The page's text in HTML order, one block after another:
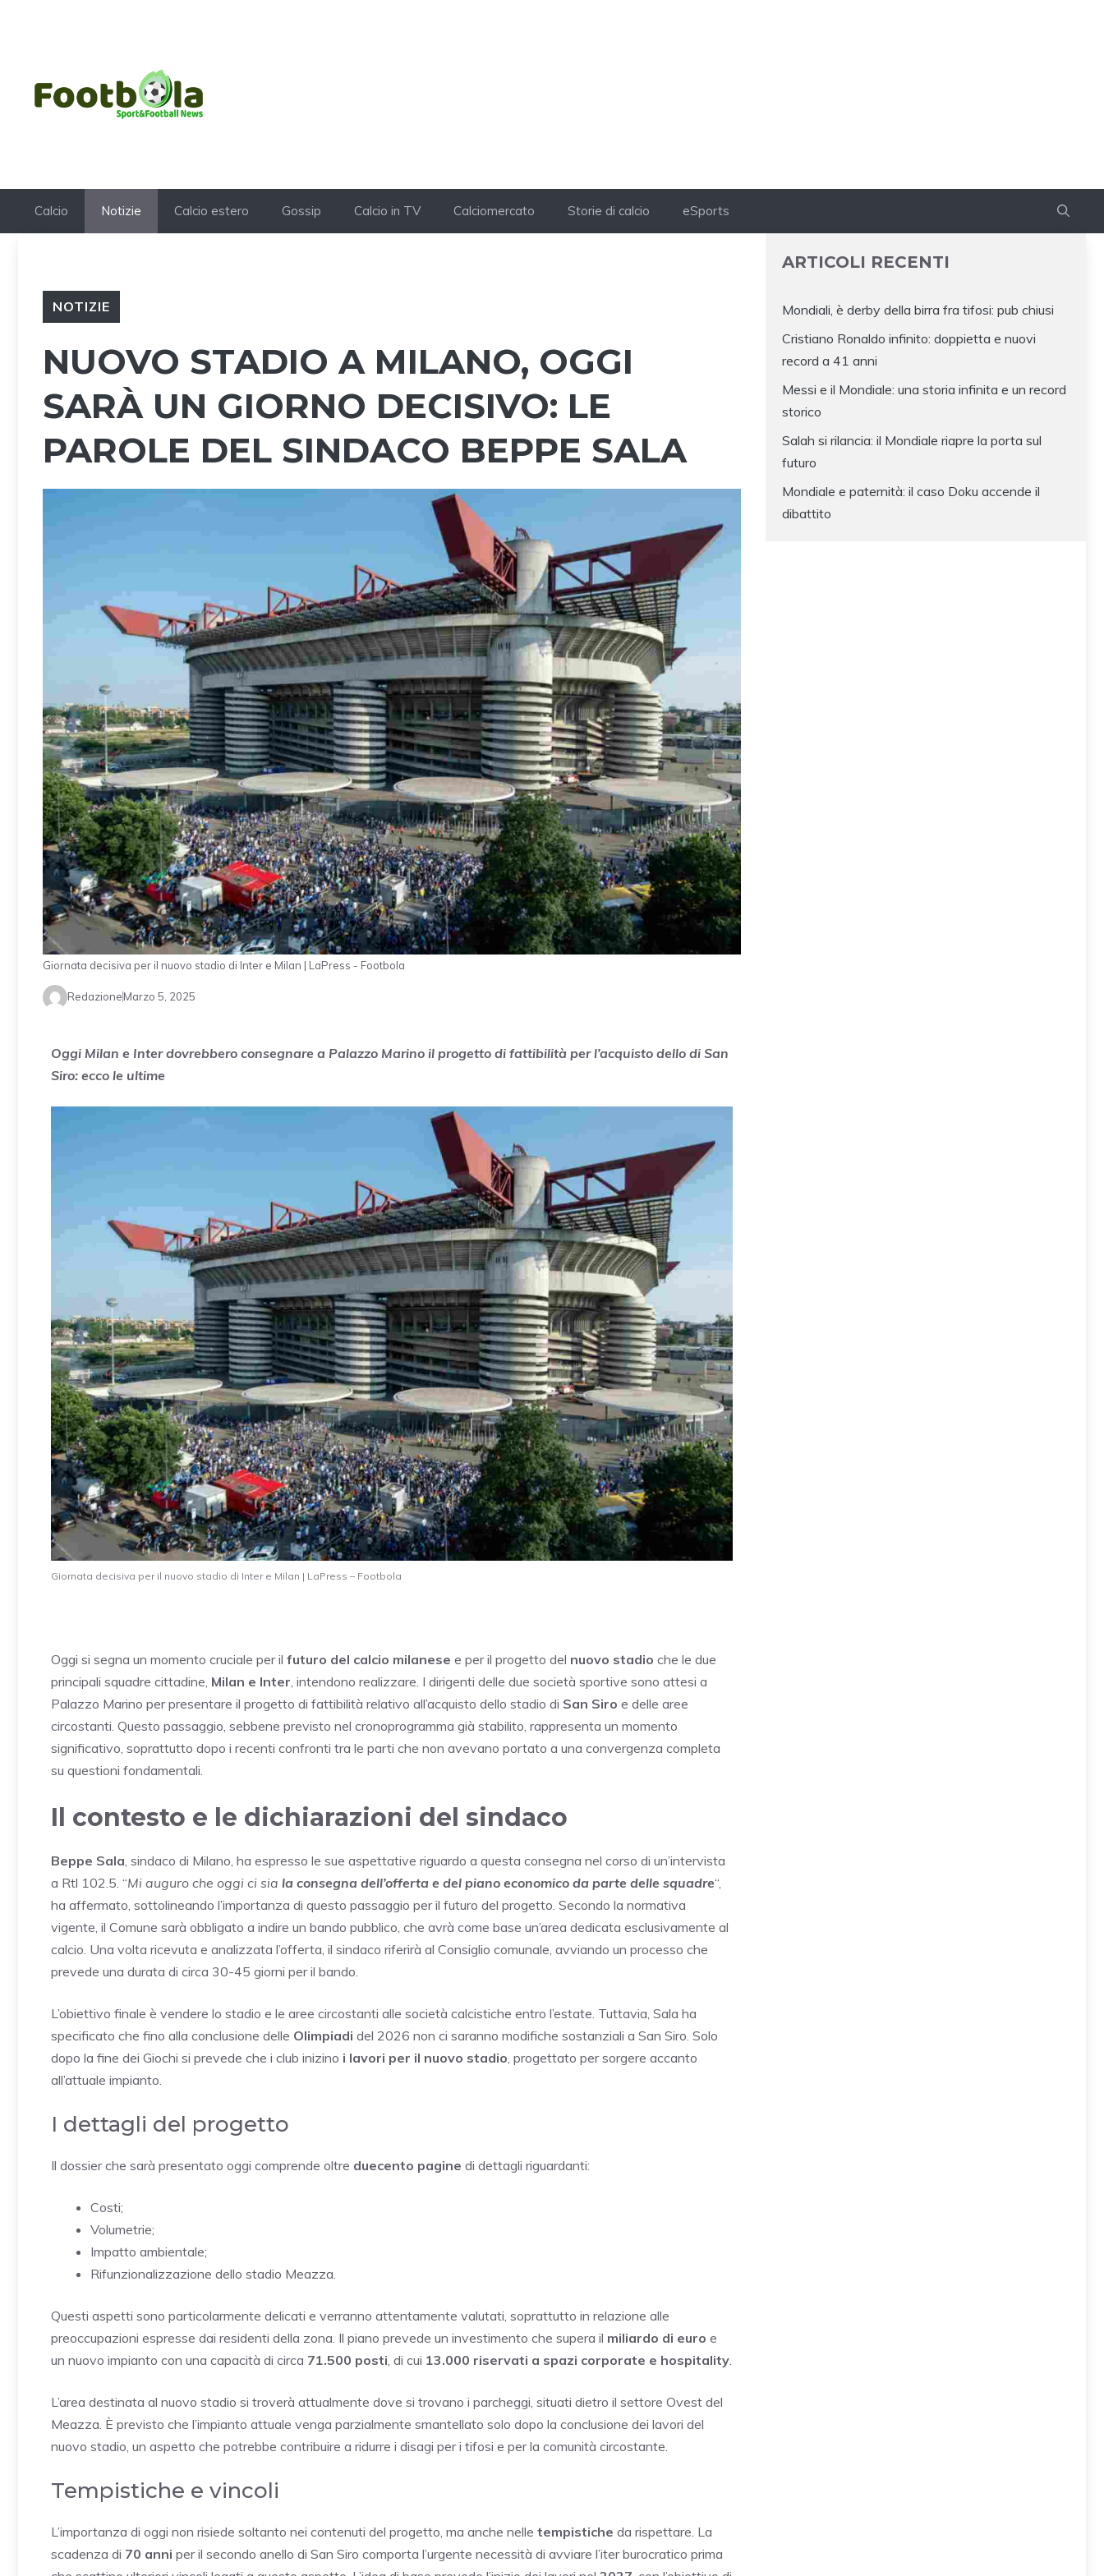
Calcio Notizie Calcio estero Gossip Calcio in TV Calciomercato Storie di calcio eSports
NOTIZIE
NUOVO STADIO A MILANO, OGGI
SARÀ UN GIORNO DECISIVO: LE
PAROLE DEL SINDACO BEPPE SALA
Giornata decisiva per il nuovo stadio di Inter e Milan | LaPress - Footbola
RedazioneMarzo 5, 2025
Oggi Milan e Inter dovrebbero consegnare a Palazzo Marino il progetto di fattibilità per l’acquisto dello di San
Siro: ecco le ultime
Giornata decisiva per il nuovo stadio di Inter e Milan | LaPress – Footbola
Oggi si segna un momento cruciale per il futuro del calcio milanese e per il progetto del nuovo stadio che le due
principali squadre cittadine, Milan e Inter , intendono realizzare. I dirigenti delle due società sportive sono attesi a
Palazzo Marino per presentare il progetto di fattibilità relativo all’acquisto dello stadio di San Siro e delle aree
circostanti. Questo passaggio, sebbene previsto nel cronoprogramma già stabilito, rappresenta un momento
significativo, soprattutto dopo i recenti confronti tra le parti che non avevano portato a una convergenza completa
su questioni fondamentali.
Il contesto e le dichiarazioni del sindaco
Beppe Sala , sindaco di Milano, ha espresso le sue aspettative riguardo a questa consegna nel corso di un’intervista
a Rtl 102.5. “Mi auguro che oggi ci sia la consegna dell’offerta e del piano economico da parte delle squadre“,
ha affermato, sottolineando l’importanza di questo passaggio per il futuro del progetto. Secondo la normativa
vigente, il Comune sarà obbligato a indire un bando pubblico, che avrà come base un’area dedicata esclusivamente al
calcio. Una volta ricevuta e analizzata l’offerta, il sindaco riferirà al Consiglio comunale, avviando un processo che
prevede una durata di circa 30-45 giorni per il bando.
L’obiettivo finale è vendere lo stadio e le aree circostanti alle società calcistiche entro l’estate. Tuttavia, Sala ha
specificato che fino alla conclusione delle Olimpiadi del 2026 non ci saranno modifiche sostanziali a San Siro. Solo
dopo la fine dei Giochi si prevede che i club inizino i lavori per il nuovo stadio , progettato per sorgere accanto
all’attuale impianto.
I dettagli del progetto
Il dossier che sarà presentato oggi comprende oltre duecento pagine di dettagli riguardanti:
Costi;
Volumetrie;
Impatto ambientale;
Rifunzionalizzazione dello stadio Meazza.
Questi aspetti sono particolarmente delicati e verranno attentamente valutati, soprattutto in relazione alle
preoccupazioni espresse dai residenti della zona. Il piano prevede un investimento che supera il miliardo di euro e
un nuovo impianto con una capacità di circa 71.500 posti , di cui 13.000 riservati a spazi corporate e hospitality
L’area destinata al nuovo stadio si troverà attualmente dove si trovano i parcheggi, situati dietro il settore Ovest del
Meazza. È previsto che l’impianto attuale venga parzialmente smantellato solo dopo la conclusione dei lavori del
nuovo stadio, un aspetto che potrebbe contribuire a ridurre i disagi per i tifosi e per la comunità circostante.
Tempistiche e vincoli
L’importanza di oggi non risiede soltanto nei contenuti del progetto, ma anche nelle tempistiche da rispettare. La
scadenza di 70 anni per il secondo anello di San Siro comporta l’urgente necessità di avviare l’iter burocratico prima
ARTICOLI RECENTI
Mondiali, è derby della birra fra tifosi: pub chiusi
Cristiano Ronaldo infinito: doppietta e nuovi
record a 41 anni
Messi e il Mondiale: una storia infinita e un record
storico
Salah si rilancia: il Mondiale riapre la porta sul
futuro
Mondiale e paternità: il caso Doku accende il
dibattito